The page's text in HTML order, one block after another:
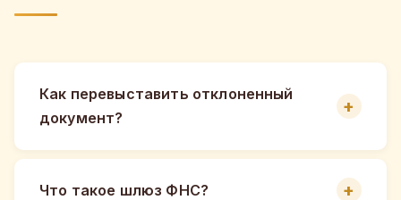
Как перевыставить отклоненный
документ?
Что такое шлюз ФНС?